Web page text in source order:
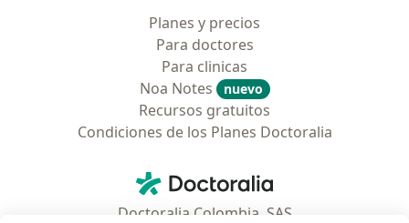
Planes y precios
Para doctores
Para clinicas
Noa Notes
nuevo
Recursos gratuitos
Condiciones de los Planes Doctoralia
Doctoralia - Página de inicio
Doctoralia Colombia, SAS